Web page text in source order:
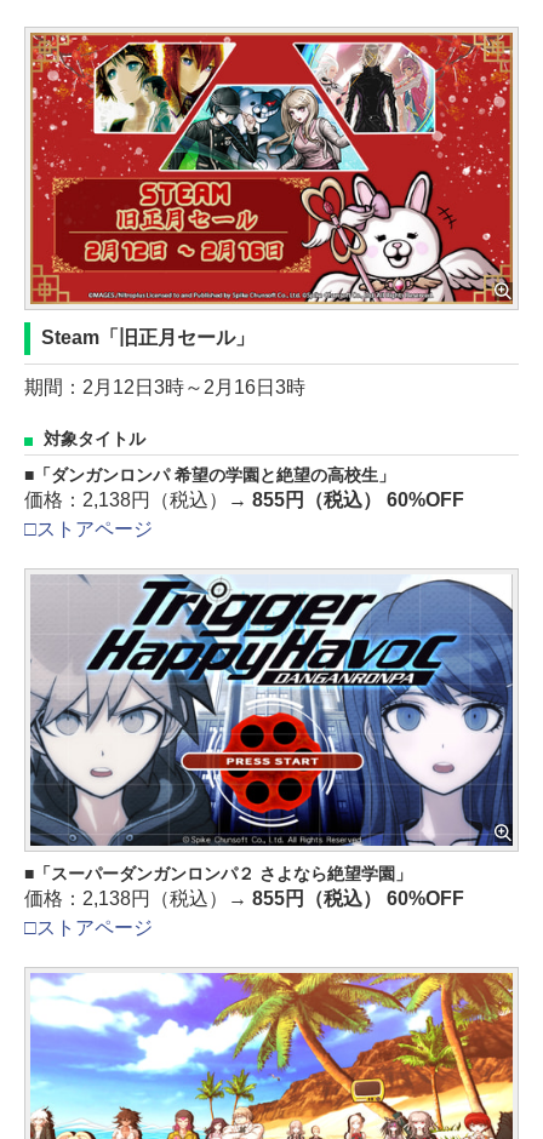
Steam「旧正月セール」
期間：2月12日3時～2月16日3時
対象タイトル
「ダンガンロンパ 希望の学園と絶望の高校生」
価格：2,138円（税込）→ 855円（税込） 60%OFF
□ストアページ
「スーパーダンガンロンパ２ さよなら絶望学園」
価格：2,138円（税込）→ 855円（税込） 60%OFF
□ストアページ